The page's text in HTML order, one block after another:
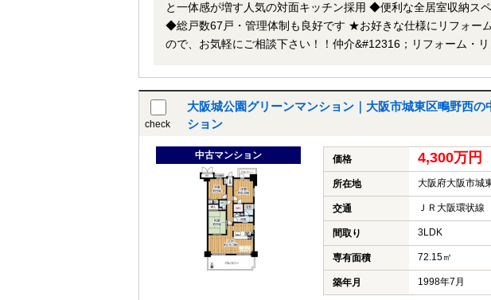
と一体感が増す人気の対面キッチン採用 ◆便利な全居室収納ス
◆総戸数67戸・管理体制も良好です ★お好きな仕様にリフォーム可能★ 弊社『リフォーム事業部』もございます
ので、お気軽にご相談下さい！！仲介&#12316；リフォーム・
す。 併せて内覧を希望される際は、物件名を担当者までお申し
check
大阪城公園グリーンマンション｜大阪市城東区鴫野西の
ション
中古マンション 価格 4,300万円
所在地 大阪府大阪市城
交通 ＪＲ大阪環状
間取り 3LDK
専有面積 72.15㎡
築年月 1998年7月